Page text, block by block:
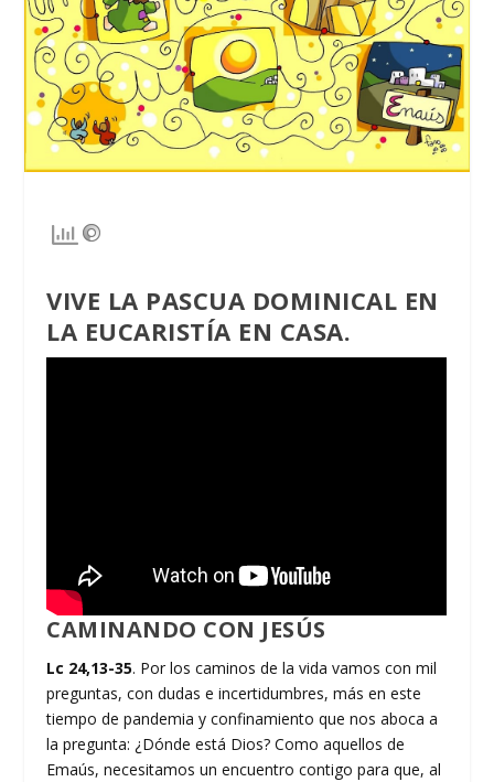
VIVE LA PASCUA DOMINICAL EN
LA EUCARISTÍA EN CASA.
CAMINANDO CON JESÚS
Lc 24,13-35. Por los caminos de la vida vamos con mil
preguntas, con dudas e incertidumbres, más en este
tiempo de pandemia y confinamiento que nos aboca a
la pregunta: ¿Dónde está Dios? Como aquellos de
Emaús, necesitamos un encuentro contigo para que, al